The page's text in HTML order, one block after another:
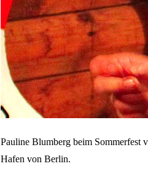
Pauline Blumberg beim Sommerfest
Hafen von Berlin.